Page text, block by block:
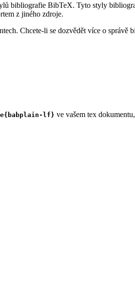
bibliografie BibTeX. Tyto styly
z jiného zdroje.
Chcete-li se dozvědět více o správě
lf} ve vašem tex